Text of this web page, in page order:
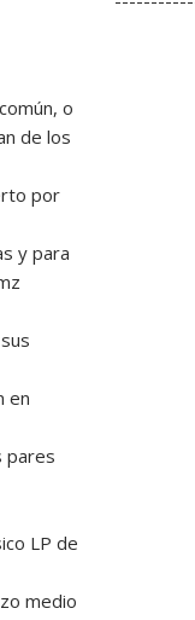
o
de los
por
y para
en
pares
LP de
medio